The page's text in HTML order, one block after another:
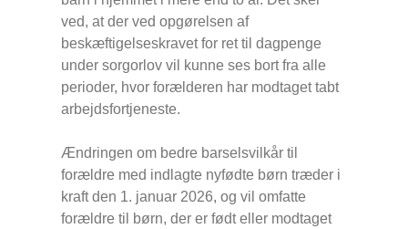
ved, at der ved opgørelsen af
beskæftigelseskravet for ret til dagpenge
under sorgorlov vil kunne ses bort fra alle
perioder, hvor forælderen har modtaget tabt
arbejdsfortjeneste.
Ændringen om bedre barselsvilkår til
forældre med indlagte nyfødte børn træder i
kraft den 1. januar 2026, og vil omfatte
forældre til børn, der er født eller modtaget